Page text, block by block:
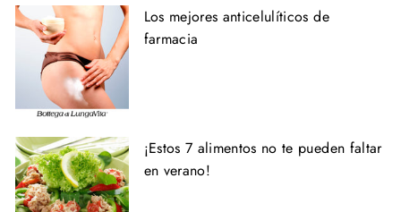
Los mejores anticelulíticos de
farmacia
¡Estos 7 alimentos no te pueden faltar
en verano!